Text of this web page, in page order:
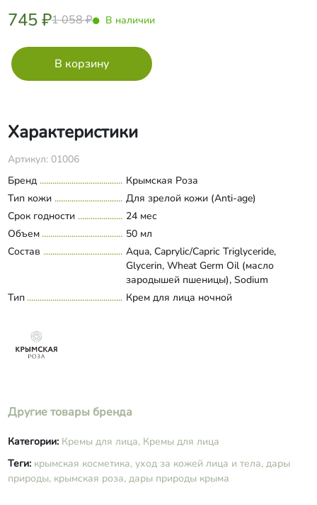
745 ₽1 058 ₽ В наличии
Характеристики
Артикул: 01006
Бренд
Крымская Роза
Тип кожи
Для зрелой кожи (Anti-age)
Срок годности
24 мес
Объем
50 мл
Состав
Aqua, Caprylic/Capric Triglyceride,
Glycerin, Wheat Germ Oil (масло
зародышей пшеницы), Sodium
Acrylates Copolymer (and)
Acid (витамин F), D-Panthenol,
Dimethylaminoethanol, Alpha-Lipoic
Acid, Desamido Collagen, Soybean
Lecithin, Lavandula Angustifolia Extract
(экстракт лаванды), Humulus Lupulus
Extract (экстракт шишек хмеля),
Развернуть состав
Тип Крем для лица ночной
Другие товары бренда
Категории: Кремы для лица, Кремы для лица
Теги: крымская косметика, уход за кожей лица и тела, дары
природы, крымская роза, дары природы крыма